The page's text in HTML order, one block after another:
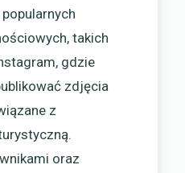
takich
gdzie
zdjęcia
z
oraz